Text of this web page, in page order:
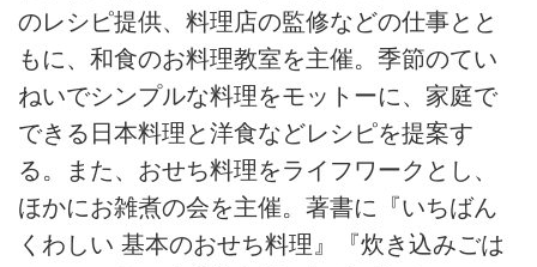
のレシピ提供、料理店の監修などの仕事とと
もに、和食のお料理教室を主催。季節のてい
ねいでシンプルな料理をモットーに、家庭で
できる日本料理と洋食などレシピを提案す
る。また、おせち料理をライフワークとし、
ほかにお雑煮の会を主催。著書に『いちばん
くわしい 基本のおせち料理』『炊き込みごは